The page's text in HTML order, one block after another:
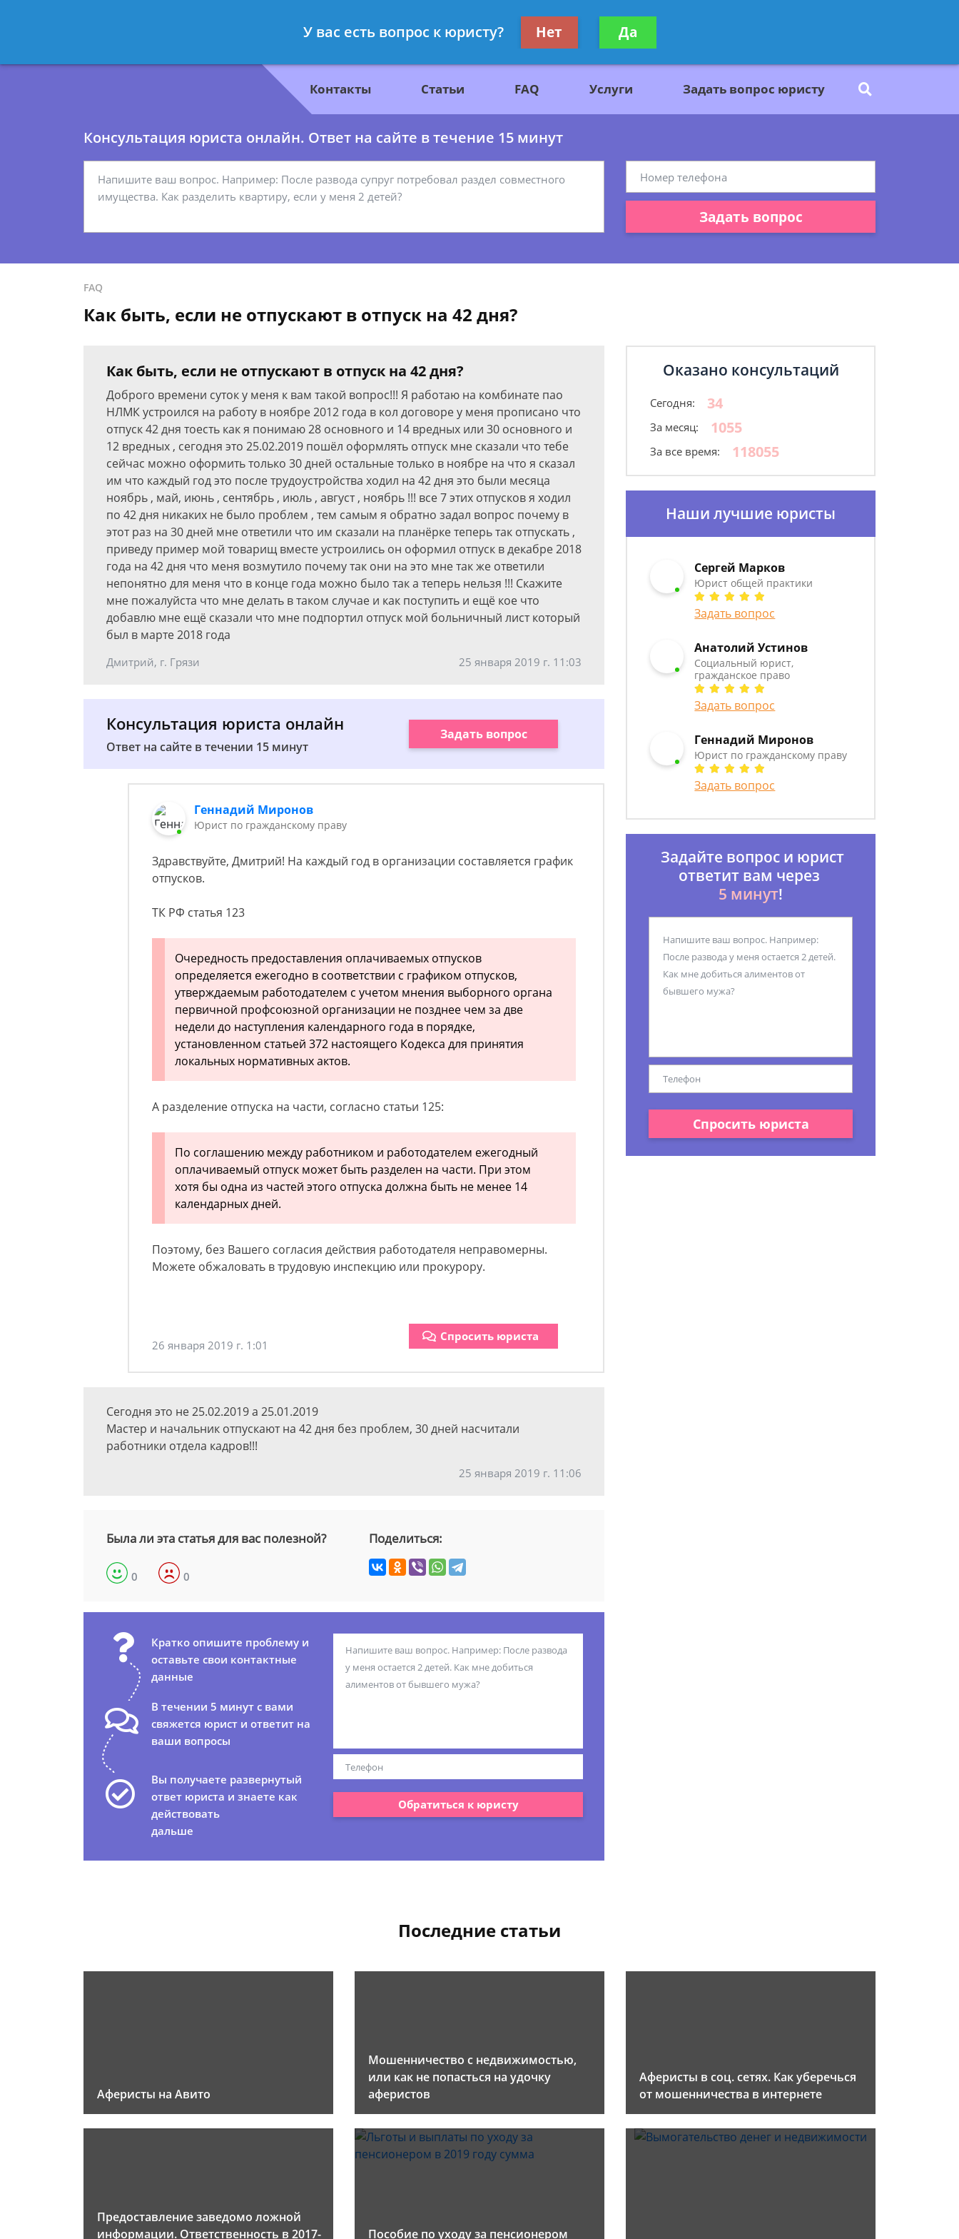
- Юрист по гражданскому праву
Получите консультацию
бесплатно
Контакты Статьи FAQ Услуги Задать вопрос юристу
Консультация юриста онлайн. Ответ на сайте в течение 15 минут
Задать вопрос
FAQ
Как быть, если не отпускают в отпуск на 42 дня?
Как быть, если не отпускают в отпуск на 42 дня?
Доброго времени суток у меня к вам такой вопрос!!! Я работаю на комбинате пао
НЛМК устроился на работу в ноябре 2012 года в кол договоре у меня прописано что
отпуск 42 дня тоесть как я понимаю 28 основного и 14 вредных или 30 основного и
12 вредных , сегодня это 25.02.2019 пошёл оформлять отпуск мне сказали что тебе
сейчас можно оформить только 30 дней остальные только в ноябре на что я сказал
им что каждый год это после трудоустройства ходил на 42 дня это были месяца
ноябрь , май, июнь , сентябрь , июль , август , ноябрь !!! все 7 этих отпусков я ходил
по 42 дня никаких не было проблем , тем самым я обратно задал вопрос почему в
этот раз на 30 дней мне ответили что им сказали на планёрке теперь так отпускать ,
приведу пример мой товарищ вместе устроились он оформил отпуск в декабре 2018
года на 42 дня что меня возмутило почему так они на это мне так же ответили
непонятно для меня что в конце года можно было так а теперь нельзя !!! Скажите
мне пожалуйста что мне делать в таком случае и как поступить и ещё кое что
добавлю мне ещё сказали что мне подпортил отпуск мой больничный лист который
был в марте 2018 года
Дмитрий, г. Грязи 25 января 2019 г. 11:03
Консультация юриста онлайн
Ответ на сайте в течении 15 минут
Задать вопрос
Геннадий Миронов
Юрист по гражданскому праву
Здравствуйте, Дмитрий! На каждый год в организации составляется график
отпусков.
ТК РФ статья 123
Очередность предоставления оплачиваемых отпусков
определяется ежегодно в соответствии с графиком отпусков,
утверждаемым работодателем с учетом мнения выборного органа
первичной профсоюзной организации не позднее чем за две
недели до наступления календарного года в порядке,
установленном статьей 372 настоящего Кодекса для принятия
локальных нормативных актов.
А разделение отпуска на части, согласно статьи 125:
По соглашению между работником и работодателем ежегодный
оплачиваемый отпуск может быть разделен на части. При этом
хотя бы одна из частей этого отпуска должна быть не менее 14
календарных дней.
Поэтому, без Вашего согласия действия работодателя неправомерны.
Можете обжаловать в трудовую инспекцию или прокурору.
26 января 2019 г. 1:01
Спросить юриста
Сегодня это не 25.02.2019 а 25.01.2019
Мастер и начальник отпускают на 42 дня без проблем, 30 дней насчитали
работники отдела кадров!!!
25 января 2019 г. 11:06
Была ли эта статья для вас полезной?
0 0
Поделиться:
Кратко опишите проблему и
оставьте свои контактные
данные
В течении 5 минут с вами
свяжется юрист и ответит на
ваши вопросы
Вы получаете развернутый
ответ юриста и знаете как
действовать
дальше
Обратиться к юристу
Оказано консультаций
Сегодня: 34
За месяц: 1055
За все время: 118055
Наши лучшие юристы
Сергей Марков
Юрист общей практики
Задать вопрос
Анатолий Устинов
Социальный юрист,
гражданское право
Задать вопрос
Геннадий Миронов
Юрист по гражданскому праву
Задать вопрос
Задайте вопрос и юрист
ответит вам через
5 минут!
Спросить юриста
Последние статьи
Аферисты на Авито
Мошенничество с недвижимостью,
или как не попасться на удочку
аферистов
Аферисты в соц. сетях. Как уберечься
от мошенничества в интернете
Предоставление заведомо ложной
информации. Ответственность в 2017-
Пособие по уходу за пенсионером
У вас есть вопрос к юристу? Нет Да